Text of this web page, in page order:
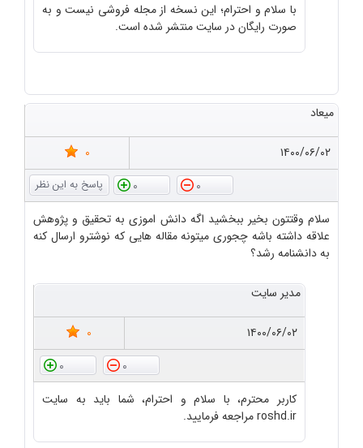
با سلام و احترام؛ این نسخه از مجله فروشی نیست و به
صورت رایگان در سایت منتشر شده است.
میعاد
۱۴۰۰/۰۶/۰۲
0
0
0
سلام وقتتون بخیر ببخشید اگه دانش اموزی به تحقیق و پژوهش
علاقه داشته باشه چجوری میتونه مقاله هایی که نوشترو ارسال کنه
به دانشنامه رشد؟
مدیر سایت
۱۴۰۰/۰۶/۰۲
0
0
0
کاربر محترم، با سلام و احترام، شما باید به سایت
roshd.ir مراجعه فرمایید.